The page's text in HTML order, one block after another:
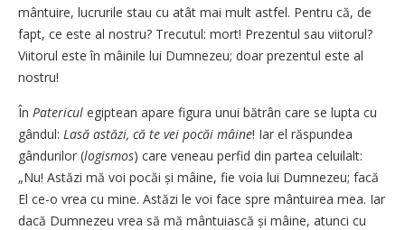
mântuire, lucrurile stau cu atât mai mult astfel. Pentru că, de
fapt, ce este al nostru? Trecutul: mort! Prezentul sau viitorul?
Viitorul este în mâinile lui Dumnezeu; doar prezentul este al
nostru!
În Patericul egiptean apare figura unui bătrân care se lupta cu
gândul: Lasă astăzi, că te vei pocăi mâine! Iar el răspundea
gândurilor (logismos) care veneau perfid din partea celuilalt:
„Nu! Astăzi mă voi pocăi și mâine, fie voia lui Dumnezeu; facă
El ce-o vrea cu mine. Astăzi le voi face spre mântuirea mea. Iar
dacă Dumnezeu vrea să mă mântuiască și mâine, atunci cu